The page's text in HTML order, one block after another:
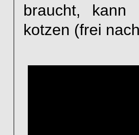
braucht,
kotzen (frei